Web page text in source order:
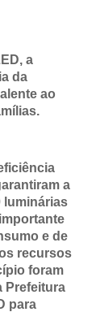
a
da
ao
a
luminárias
e de
recursos
foram
Prefeitura
para